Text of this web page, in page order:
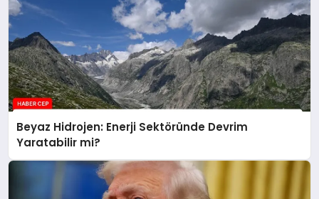
Beyaz Hidrojen: Enerji Sektöründe Devrim
Yaratabilir mi?